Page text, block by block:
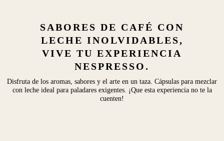
SABORES DE CAFÉ CON
LECHE INOLVIDABLES,
VIVE TU EXPERIENCIA
NESPRESSO.
Disfruta de los aromas, sabores y el arte en un taza. Cápsulas para mezclar
con leche ideal para paladares exigentes. ¡Que esta experiencia no te la
cuenten!